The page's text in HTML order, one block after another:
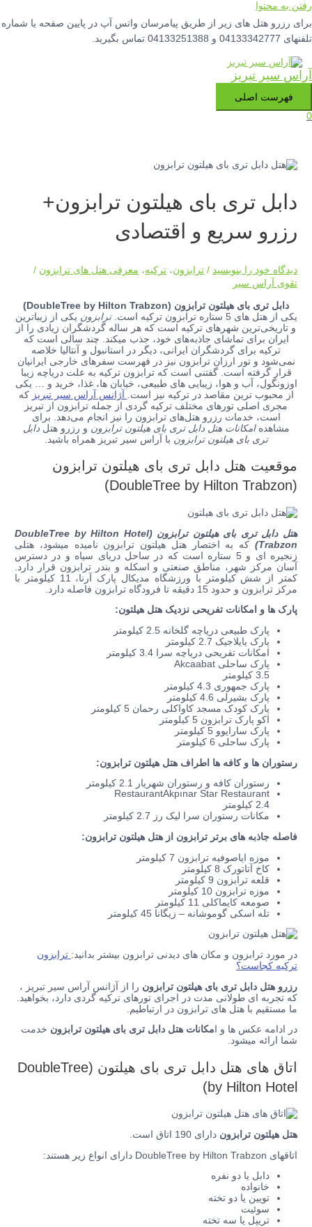
رفتن به محتوا
برای رزرو هتل های زیر از طریق پیامرسان واتس آپ در پایین صفحه یا شماره
تلفنهای 04133342777 و 04133251388 تماس بگیرید.
آراس سیر تبریز
فهرست اصلی
0
دابل تری بای هیلتون ترابزون+
رزرو سریع و اقتصادی
دیدگاه‌ خود را بنویسید /ترابزون،ترکیه، معرفی هتل های ترابزون /
تقوی آراس سیر
دابل تری بای هیلتون ترابزون (DoubleTree by Hilton Trabzon)
یکی از هتل‌ های 5 ستاره ترابزون ترکیه است.
ترابزون یکی از زیباترین
و تاریخی‌ترین شهرهای ترکیه است که هر ساله گردشگران زیادی را از
ایران برای تماشای جاذبه‌های خود، جذب میکند. چند سالی است که
ترکیه برای گردشگران ایرانی، دیگر در استانبول و آنتالیا خلاصه
نمی‌شود و تور ارزان ترابزون نیز در فهرست سفرهای خارجی ایرانیان
قرار گرفته است. گفتنی است که ترابزون ترکیه به علت دریاچه زیبا
اوزونگول، آب و هوا، زیبایی های طبیعی، خیابان ها، غذا، خرید و … یکی
از محبوب ترین مقاصد در ترکیه نیز است.
آژانس آراس سیر تبریز که
مجری اصلی تورهای مختلف ترکیه گردی از جمله ترابزون از تبریز
است، خدمات رزرو هتل‌های ترابزون را نیز انجام می‌دهد. برای
مشاهدهامکانات هتل دابل تری بای هیلتون ترابزون و رزرو هتلدابل
تری بای هیلتون ترابزون با آراس سیر تبریز همراه باشید.
موقعیت هتل دابل تری بای هیلتون ترابزون
(DoubleTree by Hilton Trabzon)
هتل دابل تری بای هیلتون ترابزون (DoubleTree by Hilton Hotel
Trabzon)
که به اختصار هتل هیلتون ترابزون نامیده میشود، هتلی
زنجیره ای و 5 ستاره است که در ساحل دریای سیاه و در دسترس
آسان مرکز شهر، مناطق صنعتی و اسکله و بندر ترابزون قرار دارد.
کمتر از شش کیلومتر با ورزشگاه مدیکال پارک آرنا، 11 کیلومتر با
مرکز ترابزون و حدود 15 دقیقه تا فرودگاه ترابزون فاصله دارد.
پارک ها و امکانات تفریحی نزدیک هتل هیلتون:
پارک طبیعی دریاچه گلخانه 2.5 کیلومتر
پارک یایلاجیک 2.7 کیلومتر
امکانات تفریحی دریاچه سرا 3.4 کیلومتر
پارک ساحلی Akcaabat
3.5 کیلومتر
پارک جمهوری 4.3 کیلومتر
پارک بشیرلی 4.6 کیلومتر
پارک کودک مسجد کاواکلی رحمان 5 کیلومتر
اکو پارک ترابزون 5 کیلومتر
پارک سارایوو 5 کیلومتر
پارک ساحلی 6 کیلومتر
رستوران ها و کافه ها اطراف هتل هیلتون ترابزون:
رستوران کافه و رستوران شهریار 2.1 کیلومتر
RestaurantAkpınar Star Restaurant
2.4 کیلومتر
مکانات رستوران سرا لیک رز 2.7 کیلومتر
فاصله جاذبه های برتر ترابزون از هتل هیلتون ترابزون:
موزه ایاصوفیه ترابزون 7 کیلومتر
کاخ آتاتورک 8 کیلومتر
قلعه ترابزون 9 کیلومتر
موزه ترابزون 10 کیلومتر
صومعه کایماکلی 11 کیلومتر
تله اسکی گوموشانه – زیگانا 45 کیلومتر
در مورد ترابزون و مکان های دیدنی ترابزون بیشتر بدانید: ترابزون
ترکیه کجاست؟
رزرو هتل دابل تری بای هیلتون ترابزون را از آژانس آراس سیر تبریز ،
که تجربه ای طولانی مدت در اجرای تورهای ترکیه گردی دارد، بخواهید.
ما مستقیم با هتل های ترابزون در ارتباطیم.
در ادامه عکس ها و ا مکانات هتل دابل تری بای هیلتون ترابزون خدمت
شما ارائه میشود.
اتاق های هتل
دابل تری بای هیلتون (DoubleTree
by Hilton Hotel)
هتل هیلتون ترابزون دارای 190 اتاق است.
اتاقهای DoubleTree by Hilton Trabzon دارای انواع زیر هستند:
دابل یا دو نفره
خانواده
تویین یا دو تخته
سوئیت
تریپل یا سه تخته